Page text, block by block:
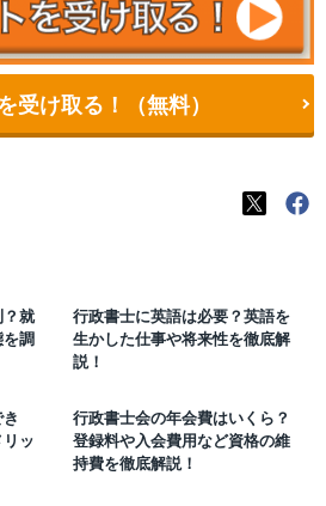
受け取る！（無料）
就
調
行政書士に英語は必要？英語を
生かした仕事や将来性を徹底解
説！
ッ
行政書士会の年会費はいくら？
登録料や入会費用など資格の維
持費を徹底解説！